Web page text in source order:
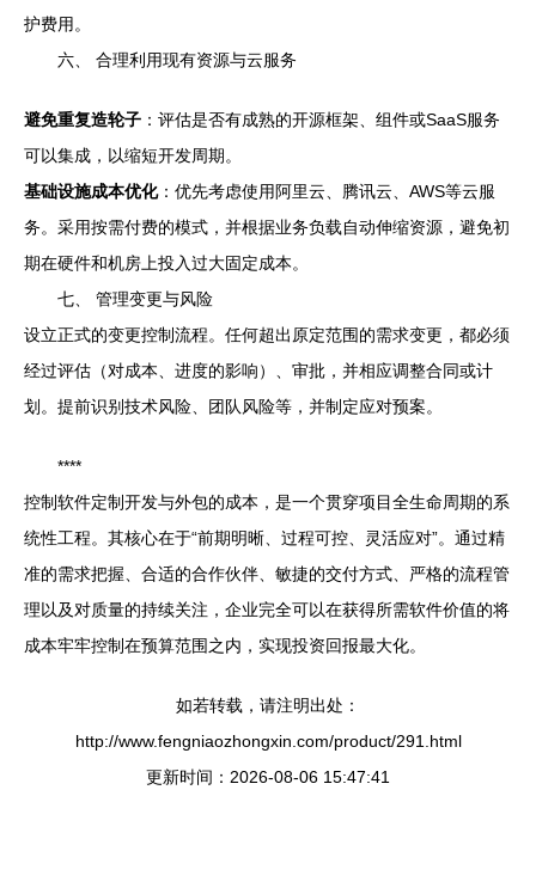
护费用。
六、 合理利用现有资源与云服务
避免重复造轮子 ：评估是否有成熟的开源框架、组件或SaaS服务
可以集成，以缩短开发周期。
基础设施成本优化：优先考虑使用阿里云、腾讯云、AWS等云服
务。采用按需付费的模式，并根据业务负载自动伸缩资源，避免初
期在硬件和机房上投入过大固定成本。
七、 管理变更与风险
设立正式的变更控制流程。任何超出原定范围的需求变更，都必须
经过评估（对成本、进度的影响）、审批，并相应调整合同或计
划。提前识别技术风险、团队风险等，并制定应对预案。
****
控制软件定制开发与外包的成本，是一个贯穿项目全生命周期的系
统性工程。其核心在于“前期明晰、过程可控、灵活应对”。通过精
准的需求把握、合适的合作伙伴、敏捷的交付方式、严格的流程管
理以及对质量的持续关注，企业完全可以在获得所需软件价值的将
成本牢牢控制在预算范围之内，实现投资回报最大化。
如若转载，请注明出处：
http://www.fengniaozhongxin.com/product/291.html
更新时间：2026-08-06 15:47:41